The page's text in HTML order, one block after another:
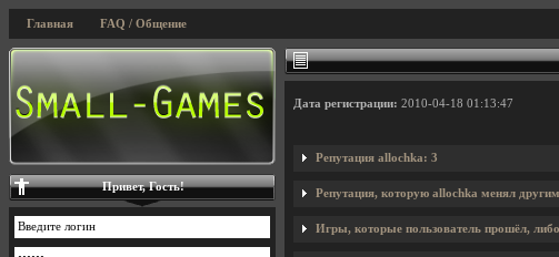
Главная FAQ / Общение
Дата регистрации: 2010-04-18 01:13:47
Репутация allochka: 3
Репутация, которую allochka менял
Игры, которые пользователь прошёл,
Привет, Гость!